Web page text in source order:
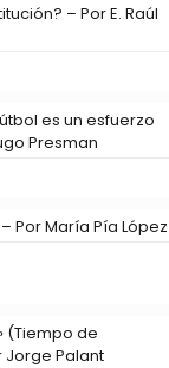
– Por E. Raúl
es un esfuerzo
Presman
Por María Pía López
(Tiempo de
Palant